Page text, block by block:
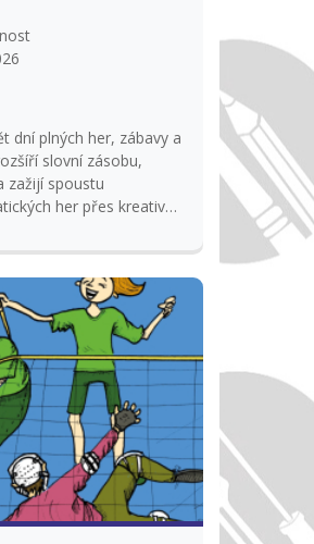
dní plných her, zábavy a
slovní zásobu,
zažijí spoustu
her přes kreativní
zajištění